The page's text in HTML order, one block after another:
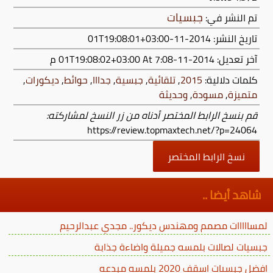
تم النشر في: جبسيات
تاريخ النشر: 2014-11-01T19:08:01+03:00
آخر تعديل:2014-11-01T19:08:02+03:00
At 7:08 م
كلمات دلالية: 2015
,تلقائية,جبسية,جدااا,حوائط,ديكورات,
متميزة,مسودة,وحديثة
قم بنسخ الرابط المختصر أدناه من زر النسخ لمشاركته:
https://review.topmaxtech.net/?p=24064
نسخ الرابط المختصر
شاهد أيضا ..
لمسااااات مصمم ومهندس ديكور.. مجدي عبدالرحيم
جبسيات لصالات بلمسه جميلة واضاءة جذابة
افضل جبسيات اسقف 2020 بلمسه مبدعه